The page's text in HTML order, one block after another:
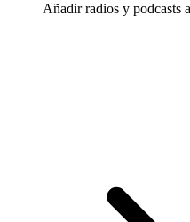
Añadir radios y podcasts